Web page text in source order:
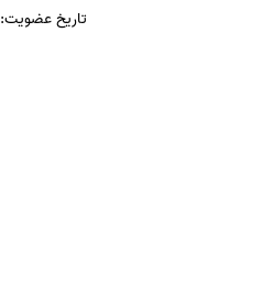
تاریخ عضویت: